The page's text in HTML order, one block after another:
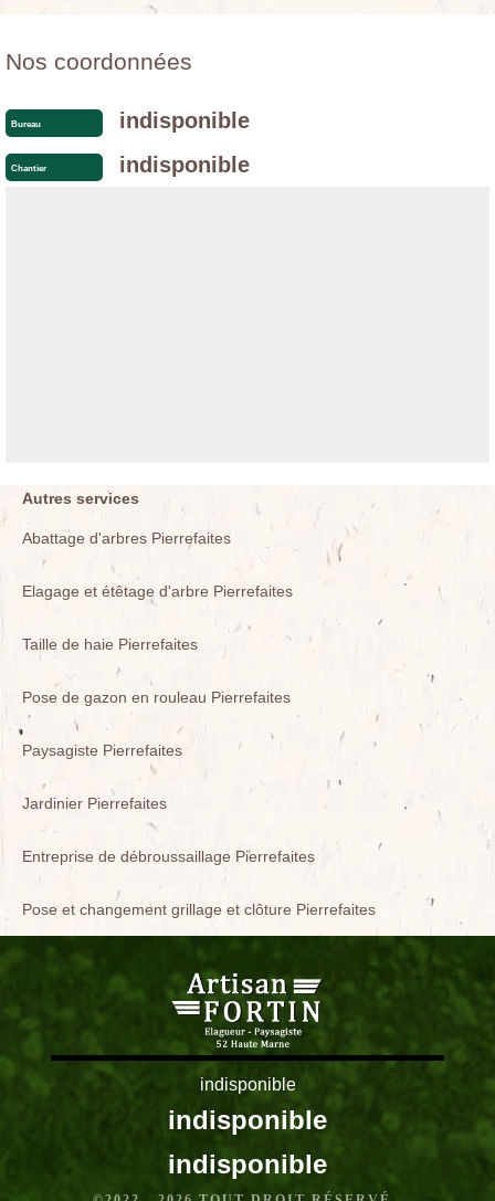
Nos coordonnées
Bureau indisponible
Chantier indisponible
Autres services
Abattage d'arbres Pierrefaites
Elagage et étêtage d'arbre Pierrefaites
Taille de haie Pierrefaites
Pose de gazon en rouleau Pierrefaites
Paysagiste Pierrefaites
Jardinier Pierrefaites
Entreprise de débroussaillage Pierrefaites
Pose et changement grillage et clôture Pierrefaites
indisponible
indisponible
indisponible